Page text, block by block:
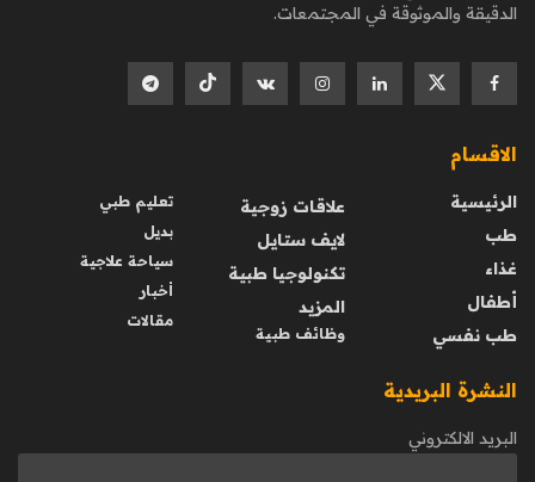
الدقيقة والموثوقة في المجتمعات.
الاقسام
الرئيسية
طب
غذاء
أطفال
طب نفسي
علاقات زوجية
لايف ستايل
تكنولوجيا طبية
المزيد
وظائف طبية
تعليم طبي
بديل
سياحة علاجية
أخبار
مقالات
النشرة البريدية
البريد الالكتروني